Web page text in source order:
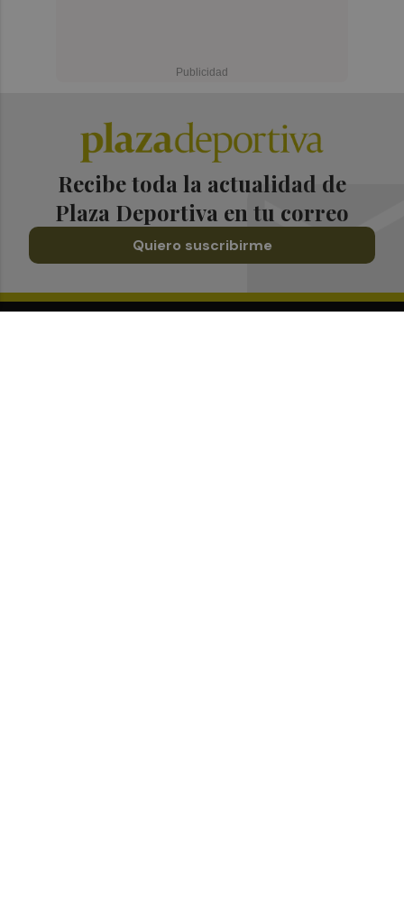
Recibe toda la actualidad de
Plaza Deportiva en tu correo
Quiero suscribirme